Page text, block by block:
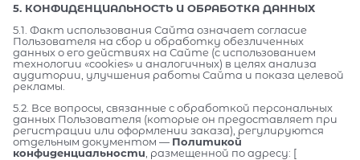
5. КОНФИДЕНЦИАЛЬНОСТЬ И ОБРАБОТКА ДАННЫХ
5.1. Факт использования Сайта означает согласие
Пользователя на сбор и обработку обезличенных
данных о его действиях на Сайте (с использованием
технологии «cookies» и аналогичных) в целях анализа
аудитории, улучшения работы Сайта и показа целевой
рекламы.
5.2. Все вопросы, связанные с обработкой персональных
данных Пользователя (которые он предоставляет при
регистрации или оформлении заказа), регулируются
отдельным документом — Политикой
конфиденциальности , размещенной по адресу: [